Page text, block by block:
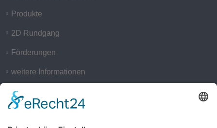
Produkte
2D Rundgang
Förderungen
weitere Informationen